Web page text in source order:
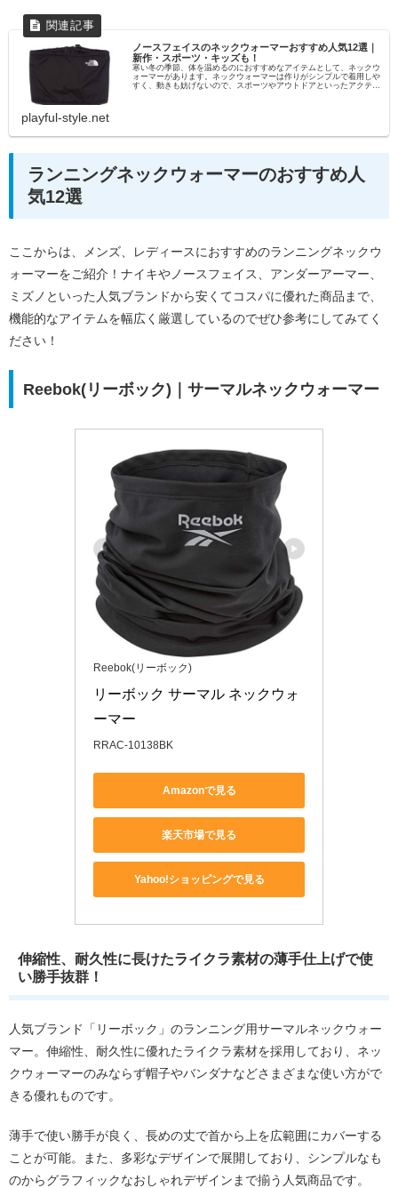
ノースフェイスのネックウォーマーおすすめ人気12選｜
新作・スポーツ・キッズも！
寒い冬の季節、体を温めるのにおすすめなアイテムとして、ネックウ
ォーマーがあります。ネックウォーマーは作りがシンプルで着用しや
すく、動きも妨げないので、スポーツやアウトドアといったアクティ
playful-style.net
ランニングネックウォーマーのおすすめ人
気12選
ここからは、メンズ、レディースにおすすめのランニングネックウ
ォーマーをご紹介！ナイキやノースフェイス、アンダーアーマー、
ミズノといった人気ブランドから安くてコスパに優れた商品まで、
機能的なアイテムを幅広く厳選しているのでぜひ参考にしてみてく
ださい！
Reebok(リーボック)｜サーマルネックウォーマー
Reebok(リーボック)
リーボック サーマル ネックウォ
ーマー
RRAC-10138BK
Amazonで見る
楽天市場で見る
Yahoo!ショッピングで見る
伸縮性、耐久性に長けたライクラ素材の薄手仕上げで使
い勝手抜群！
人気ブランド「リーボック」のランニング用サーマルネックウォー
マー。伸縮性、耐久性に優れたライクラ素材を採用しており、ネッ
クウォーマーのみならず帽子やバンダナなどさまざまな使い方がで
きる優れものです。
薄手で使い勝手が良く、長めの丈で首から上を広範囲にカバーする
ことが可能。また、多彩なデザインで展開しており、シンプルなも
のからグラフィックなおしゃれデザインまで揃う人気商品です。